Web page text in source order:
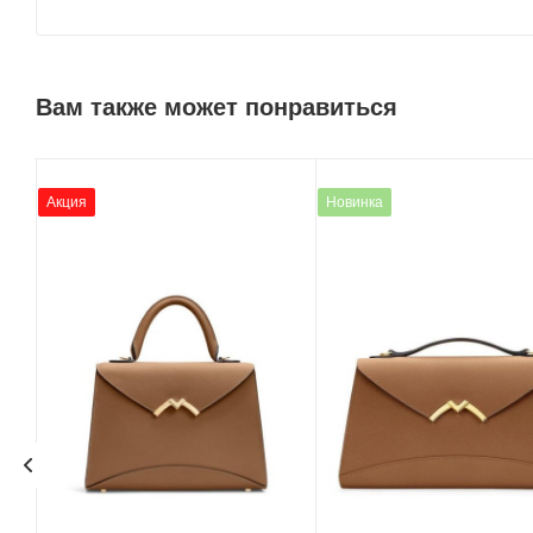
Вам также может понравиться
Акция Новинка